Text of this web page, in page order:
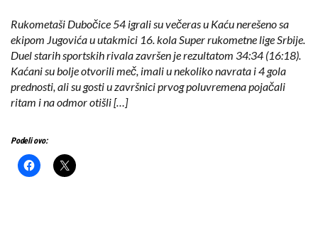
Rukometaši Dubočice 54 igrali su večeras u Kaću nerešeno sa
ekipom Jugovića u utakmici 16. kola Super rukometne lige Srbije.
Duel starih sportskih rivala završen je rezultatom 34:34 (16:18).
Kaćani su bolje otvorili meč, imali u nekoliko navrata i 4 gola
prednosti, ali su gosti u završnici prvog poluvremena pojačali
ritam i na odmor otišli […]
Podeli ovo: